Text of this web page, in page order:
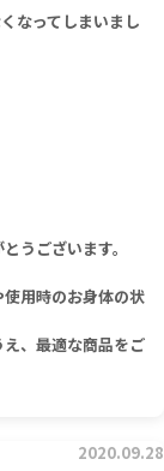
なってしまいまし
うございます。
用時のお身体の状
、最適な商品をご
2020.09.28